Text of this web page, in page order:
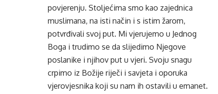
povjerenju. Stoljećima smo kao zajednica
muslimana, na isti način i s istim žarom,
potvrđivali svoj put. Mi vjerujemo u Jednog
Boga i trudimo se da slijedimo Njegove
poslanike i njihov put u vjeri. Svoju snagu
crpimo iz Božije riječi i savjeta i oporuka
vjerovjesnika koji su nam ih ostavili u emanet.